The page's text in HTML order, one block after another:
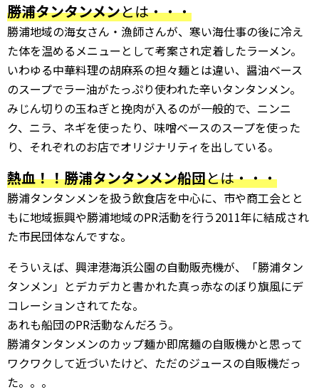
勝浦タンタンメンとは・・・
勝浦地域の海女さん・漁師さんが、寒い海仕事の後に冷え
た体を温めるメニューとして考案され定着したラーメン。
いわゆる中華料理の胡麻系の担々麺とは違い、醤油ベース
のスープでラー油がたっぷり使われた辛いタンタンメン。
みじん切りの玉ねぎと挽肉が入るのが一般的で、ニンニ
ク、ニラ、ネギを使ったり、味噌ベースのスープを使った
り、それぞれのお店でオリジナリティを出している。
熱血！！勝浦タンタンメン船団とは・・・
勝浦タンタンメンを扱う飲食店を中心に、市や商工会とと
もに地域振興や勝浦地域のPR活動を行う2011年に結成され
た市民団体なんですな。
そういえば、興津港海浜公園の自動販売機が、「勝浦タン
タンメン」とデカデカと書かれた真っ赤なのぼり旗風にデ
コレーションされてたな。
あれも船団のPR活動なんだろう。
勝浦タンタンメンのカップ麺か即席麺の自販機かと思って
ワクワクして近づいたけど、ただのジュースの自販機だっ
た。。。